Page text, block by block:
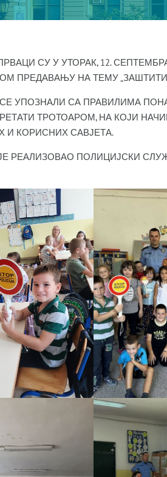
СУ У УТОРАК, 12.
ПРЕДАВАЊУ НА ТЕМУ
УПОЗНАЛИ СА ПРАВИЛИМА
ТРОТОАРОМ, НА КОЈИ
КОРИСНИХ САВЈЕТА.
РЕАЛИЗОВАО ПОЛИЦИЈСКИ